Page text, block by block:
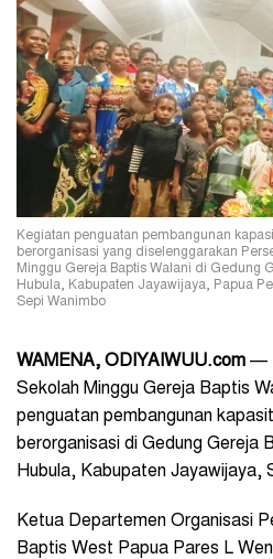
Kegiatan penguatan pembangunan
berorganisasi yang diselenggarakan
Minggu Gereja Baptis Walani di Gedung
Hubula, Kabupaten Jayawijaya, Papua
Sepi Wanimbo
WAMENA, ODIYAIWUU.com —
Sekolah Minggu Gereja Baptis
penguatan pembangunan
berorganisasi di Gedung Gereja
Hubula, Kabupaten Jayawijaya,
Ketua Departemen Organisasi
Baptis West Papua Pares L